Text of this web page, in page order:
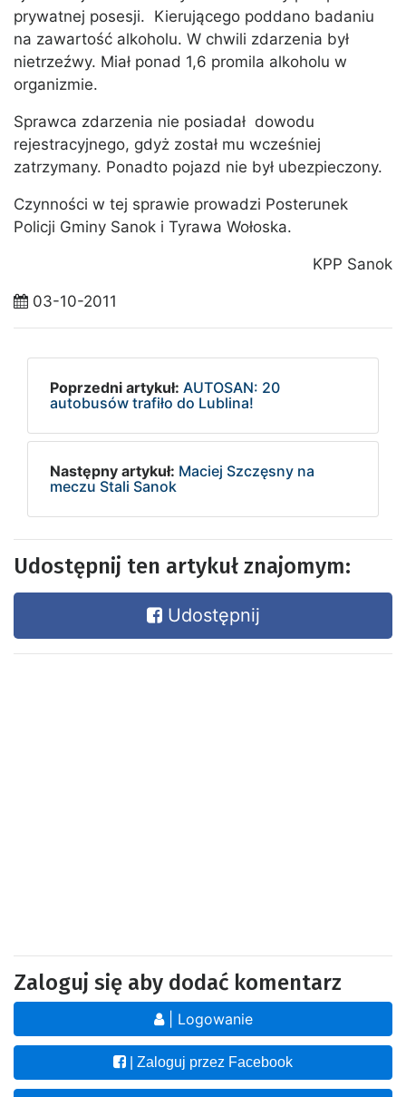
prywatnej posesji. Kierującego poddano badaniu
na zawartość alkoholu. W chwili zdarzenia był
nietrzeźwy. Miał ponad 1,6 promila alkoholu w
organizmie.
Sprawca zdarzenia nie posiadał dowodu
rejestracyjnego, gdyż został mu wcześniej
zatrzymany. Ponadto pojazd nie był ubezpieczony.
Czynności w tej sprawie prowadzi Posterunek
Policji Gminy Sanok i Tyrawa Wołoska.
KPP Sanok
03-10-2011
Poprzedni artykuł: AUTOSAN: 20
autobusów trafiło do Lublina!
Następny artykuł: Maciej Szczęsny na
meczu Stali Sanok
Udostępnij ten artykuł znajomym:
Udostępnij
Zaloguj się aby dodać komentarz
| Logowanie
| Zaloguj przez Facebook